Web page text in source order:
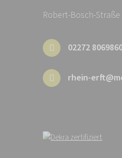
Robert-Bosch-
02272
rhein-